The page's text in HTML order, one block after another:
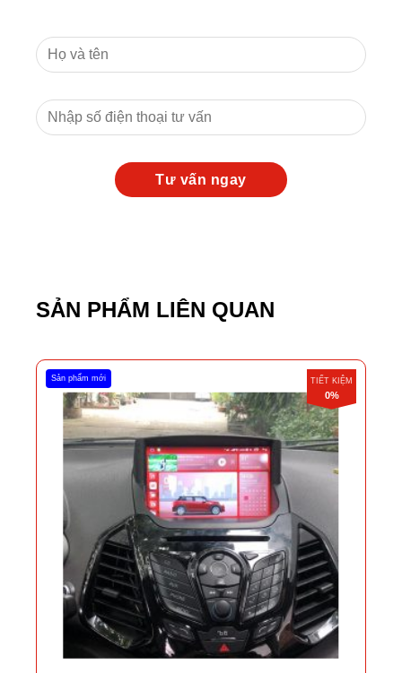
SẢN PHẨM LIÊN QUAN
Sản phẩm mới TIẾT KIỆM
0%